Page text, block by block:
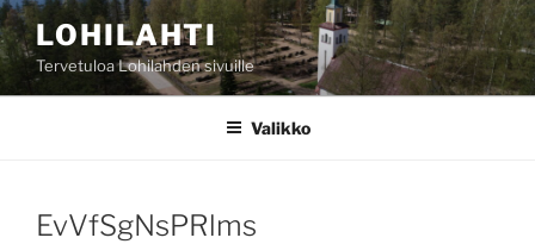
Siirry
sisältöönLOHILAHTI
Tervetuloa Lohilahden sivuille
Valikko
EvVfSgNsPRlms